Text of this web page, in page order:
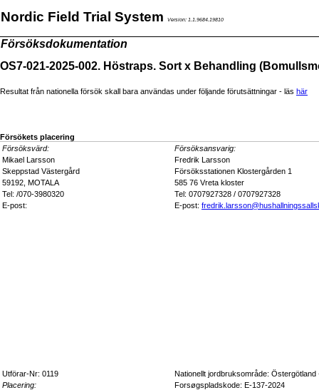
Nordic Field Trial System Version: 1.1.9684.19810
Försöksdokumentation
OS7-021-2025-002. Höstraps. Sort x Behandling
Resultat från nationella försök skall bara användas under följande förutsättningar - läs här
Försökets placering
Försöksvärd:
Försöksansvarig:
Mikael Larsson
Fredrik Larsson
Skeppstad Västergård
Försöksstationen Klostergården 1
59192, MOTALA
585 76 Vreta kloster
Tel: /070-3980320
Tel: 0707927328 / 0707927328
E-post:
E-post:
Utförar-Nr: 0119
Nationellt jordbruksområde: Östergötland
Placering:
Forsøgspladskode: E-137-2024